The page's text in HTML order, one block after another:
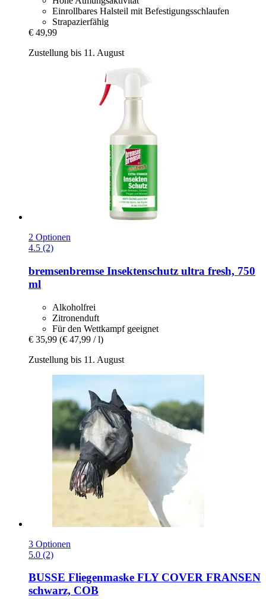
Einrollbares Halsteil mit Befestigungsschlaufen
Strapazierfähig
€ 49,99
Zustellung bis 11. August
2 Optionen
4.5 (2)
bremsenbremse Insektenschutz ultra fresh, 750
ml
Alkoholfrei
Zitronenduft
Für den Wettkampf geeignet
€ 35,99 (€ 47,99 / l)
Zustellung bis 11. August
3 Optionen
5.0 (2)
BUSSE Fliegenmaske FLY COVER FRANSEN
schwarz, COB